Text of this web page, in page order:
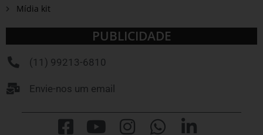
Mídia kit
PUBLICIDADE
(11) 99213-6810
Envie-nos um email